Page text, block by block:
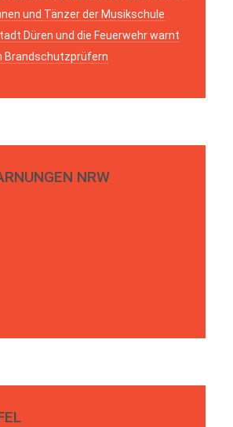
und Tänzer der Musikschule
Düren und die Feuerwehr warnt
Brandschutzprüfern
NRW